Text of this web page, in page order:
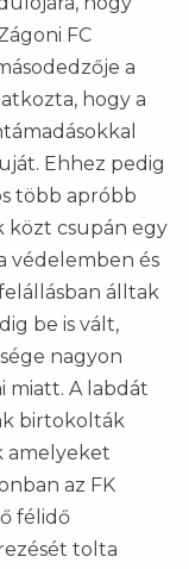
FC
a
hogy a
Ehhez pedig
több apróbb
közt csupán egy
védelemben és
álltak
be is vált,
nagyon
miatt. A labdát
birtokolták
amelyeket
az FK
félidő
tolta